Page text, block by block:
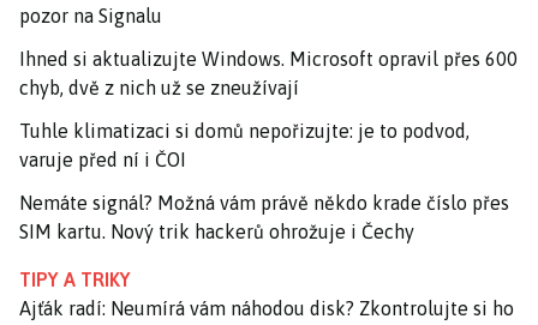
pozor na Signalu
Ihned si aktualizujte Windows. Microsoft opravil přes 600
chyb, dvě z nich už se zneužívají
Tuhle klimatizaci si domů nepořizujte: je to podvod,
varuje před ní i ČOI
Nemáte signál? Možná vám právě někdo krade číslo přes
SIM kartu. Nový trik hackerů ohrožuje i Čechy
TIPY A TRIKY
Ajťák radí: Neumírá vám náhodou disk? Zkontrolujte si ho